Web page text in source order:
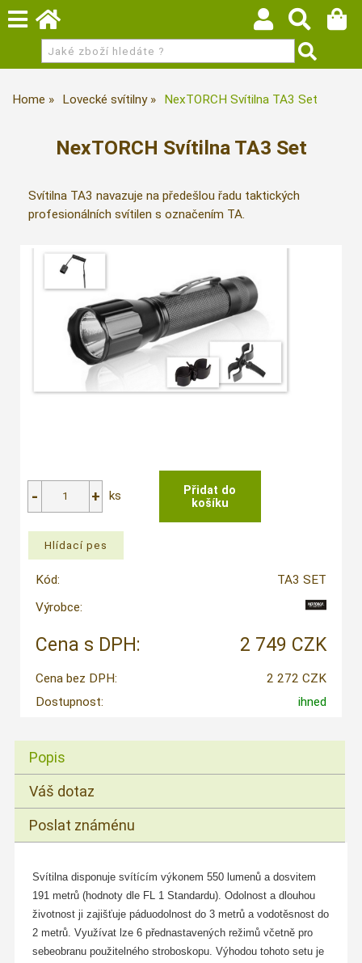
Home Lovecké svítilny NexTORCH Svítilna TA3 Set
NexTORCH Svítilna TA3 Set
Svítilna TA3 navazuje na předešlou řadu taktických
profesionálních svítilen s označením TA.
ks
Kód:
TA3 SET
Výrobce:
Cena s DPH: 2 749 CZK
Cena bez DPH:
2 272 CZK
Dostupnost:
ihned
Popis
Váš dotaz
Poslat známénu
Svítilna disponuje svítícím výkonem 550 lumenů a dosvitem
191 metrů (hodnoty dle FL 1 Standardu). Odolnost a dlouhou
životnost ji zajišťuje páduodolnost do 3 metrů a vodotěsnost do
2 metrů. Využívat lze 6 přednastavených režimů včetně pro
sebeobranu použitelného stroboskopu. Výhodou tohoto setu je